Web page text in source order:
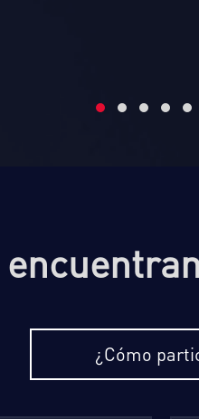
¿Cómo